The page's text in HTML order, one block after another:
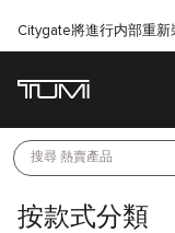
Citygate將進行内部重
搜尋 熱賣產品
按款式分類